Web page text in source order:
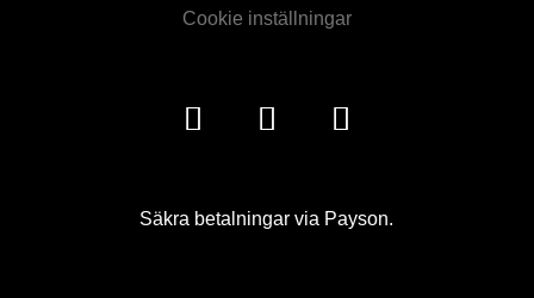
Cookie inställningar
Säkra betalningar via Payson.